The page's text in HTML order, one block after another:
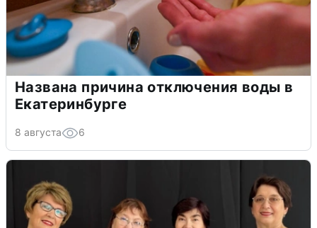
Названа причина отключения воды в
Екатеринбурге
8 августа 6